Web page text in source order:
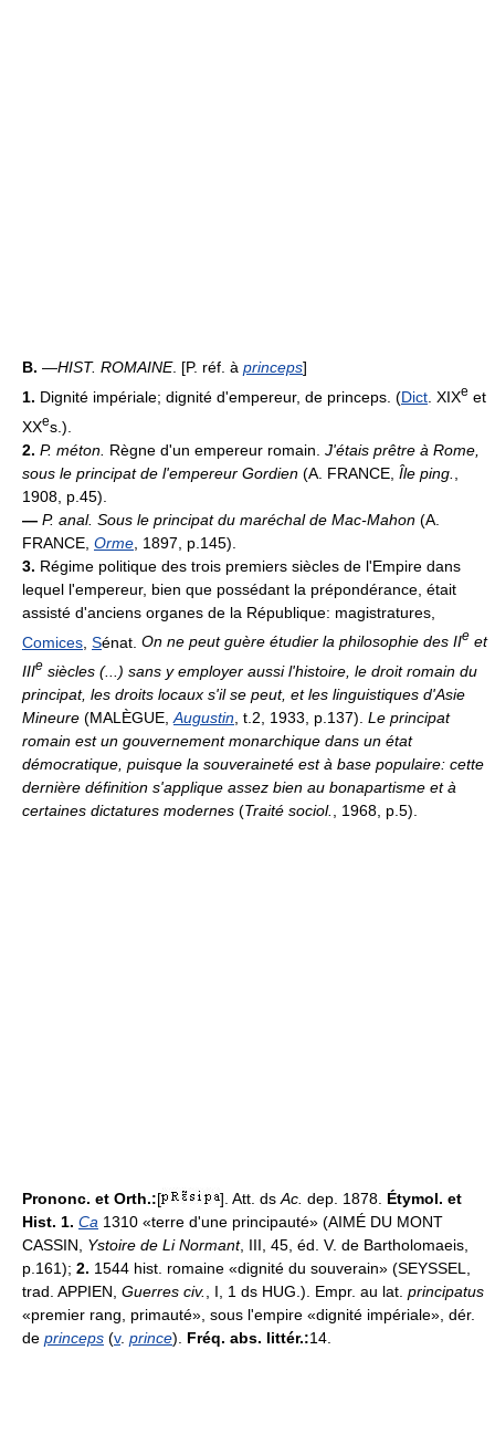
B. —HIST. ROMAINE. [P. réf. à princeps]
1. Dignité impériale; dignité d'empereur, de princeps. (Dict . XIXe et
XXes.).
2. P. méton. Règne d'un empereur romain. J'étais prêtre à Rome,
sous le principat de l'empereur Gordien (A. FRANCE, Île ping.
1908, p.45).
— P. anal. Sous le principat du maréchal de Mac-Mahon (A.
FRANCE, Orme , 1897, p.145).
3. Régime politique des trois premiers siècles de l'Empire dans
lequel l'empereur, bien que possédant la prépondérance, était
assisté d'anciens organes de la République: magistratures,
Comices Sénat. On ne peut guère étudier la philosophie des IIe et
IIIe siècles (...) sans y employer aussi l'histoire, le droit romain du
principat, les droits locaux s'il se peut, et les linguistiques d'Asie
Mineure (MALÈGUE, Augustin , t.2, 1933, p.137). Le principat
romain est un gouvernement monarchique dans un état
démocratique, puisque la souveraineté est à base populaire: cette
dernière définition s'applique assez bien au bonapartisme et à
certaines dictatures modernes (Traité sociol. , 1968, p.5).
Prononc. et Orth.:[ ]. Att. ds Ac. dep. 1878. Étymol. et
Hist. 1. Ca 1310 «terre d'une principauté» (AIMÉ DU MONT
CASSIN, Ystoire de Li Normant, III, 45, éd. V. de Bartholomaeis,
p.161); 2. 1544 hist. romaine «dignité du souverain» (SEYSSEL,
trad. APPIEN, Guerres civ. , I, 1 ds HUG.). Empr. au lat. principatus
«premier rang, primauté», sous l'empire «dignité impériale», dér.
de princeps (v. prince). Fréq. abs. littér.:14.